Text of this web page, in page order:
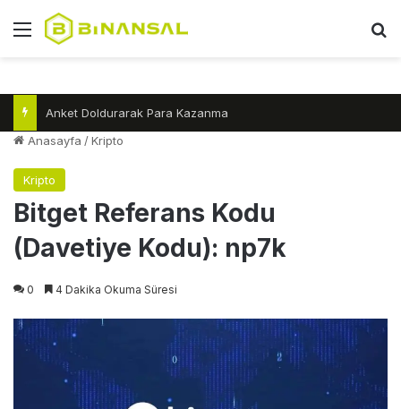
Menü
Anket Doldurarak Para Kazanma
Anasayfa /Kripto
Kripto
Bitget Referans Kodu
(Davetiye Kodu): np7k
0 4 Dakika Okuma Süresi